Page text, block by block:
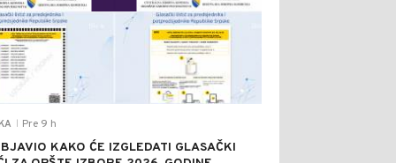
Pre 9 h
KAKO ĆE IZGLEDATI GLASAČKI